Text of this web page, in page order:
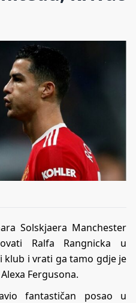
Solskjaera Manchester
Ralfa Rangnicka u
klub i vrati ga tamo gdje je
Fergusona.
fantastičan posao u